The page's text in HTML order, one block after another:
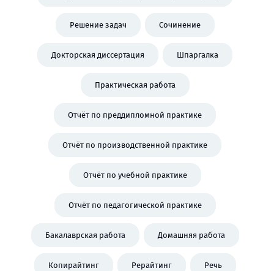
Решение задач Сочинение
Докторская диссертация Шпаргалка
Практическая работа
Отчёт по преддипломной практике
Отчёт по производственной практике
Отчёт по учебной практике
Отчёт по педагогической практике
Бакалаврская работа Домашняя работа
Копирайтинг Рерайтинг Речь